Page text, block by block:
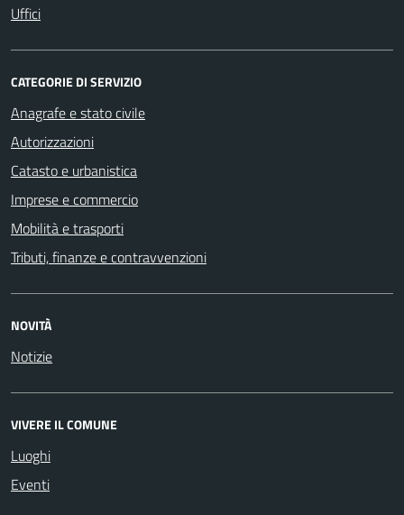
Uffici
CATEGORIE DI SERVIZIO
Anagrafe e stato civile
Autorizzazioni
Catasto e urbanistica
Imprese e commercio
Mobilità e trasporti
Tributi, finanze e contravvenzioni
NOVITÀ
Notizie
VIVERE IL COMUNE
Luoghi
Eventi